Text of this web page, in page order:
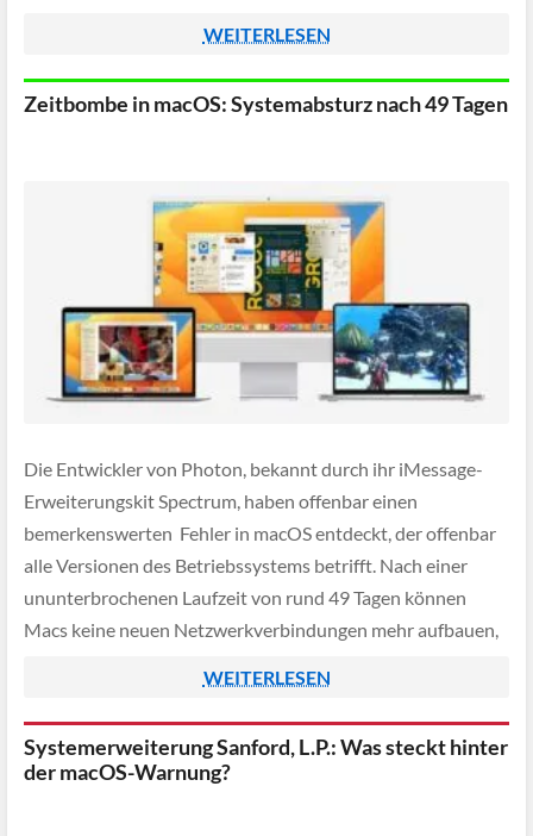
und Realität schließt […]
WEITERLESEN
Zeitbombe in macOS: Systemabsturz nach 49 Tagen
Die Entwickler von Photon, bekannt durch ihr iMessage-
Erweiterungskit Spectrum, haben offenbar einen
bemerkenswerten Fehler in macOS entdeckt, der offenbar
alle Versionen des Betriebssystems betrifft. Nach einer
ununterbrochenen Laufzeit von rund 49 Tagen können
Macs keine neuen Netzwerkverbindungen mehr aufbauen,
normal weiterarbeiten.
WEITERLESEN
Systemerweiterung Sanford, L.P.: Was steckt hinter
der macOS-Warnung?